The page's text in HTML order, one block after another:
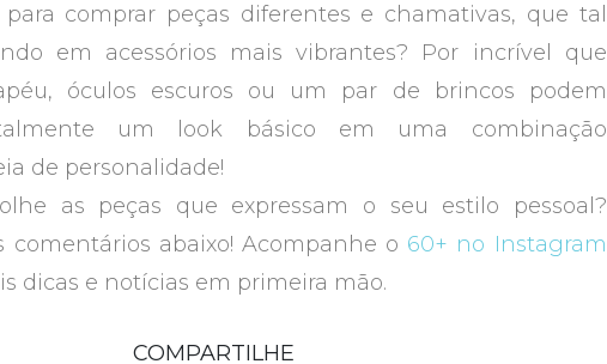
comprar peças diferentes e chamativas, que tal
em acessórios mais vibrantes? Por incrível que
óculos escuros ou um par de brincos podem
um look básico em uma combinação
de personalidade!
as peças que expressam o seu estilo pessoal?
comentários abaixo! Acompanhe o 60+ no Instagram
dicas e notícias em primeira mão.
COMPARTILHE